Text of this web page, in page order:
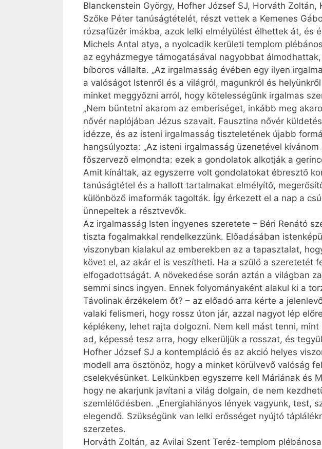
Blanckenstein György, Hofher József SJ, Horváth
Szőke Péter tanúságtételét, részt vettek a Kemenes
rózsafüzér imákba, azok lelki elmélyülést élhettek át, és
Michels Antal atya, a nyolcadik kerületi templom
az egyházmegye támogatásával nagyobbat
bíboros vállalta. „Az irgalmasság évében egy ilyen
a valóságot Istenről és a világról, magunkról és
minket meggyőzni arról, hogy kötelességünk irgalmas
„Nem büntetni akarom az emberiséget, inkább meg
nővér naplójában Jézus szavait. Fausztina nővér
idézze, és az isteni irgalmasság tiszteletének újabb
hangsúlyozta: „Az isteni irgalmasság üzenetével
főszervező elmondta: ezek a gondolatok alkotják a
Amit kínáltak, az egyszerre volt gondolatokat ébresztő
tanúságtétel és a hallott tartalmakat elmélyítő,
különböző imaformák tagolták. Így érkezett el a nap a
ünnepeltek a résztvevők.
Az irgalmasság Isten ingyenes szeretete – Béri Renátó
tiszta fogalmakkal rendelkezzünk. Előadásában
viszonyban kialakul az emberekben az a tapasztalat,
követ el, az akár el is veszítheti. Ha a szülő a szeretetét
elfogadottságát. A növekedése során aztán a világban
semmi sincs ingyen. Ennek folyományaként alakul ki a
Távolinak érzékelem őt? – az előadó arra kérte a
valaki felismeri, hogy rossz úton jár, azzal nagyot lép
képlékeny, lehet rajta dolgozni. Nem kell mást tenni,
ad, képessé tesz arra, hogy elkerüljük a rosszat, és
Hofher József SJ a kontempláció és az akció helyes
modell arra ösztönöz, hogy a minket körülvevő valóság
cselekvésünket. Lelkünkben egyszerre kell Máriának és
hogy ne akarjunk javítani a világ dolgain, de nem
szemlélődésben. „Energiahiányos lények vagyunk, test,
elegendő. Szükségünk van lelki erősséget nyújtó
szerzetes.
Horváth Zoltán, az Avilai Szent Teréz-templom